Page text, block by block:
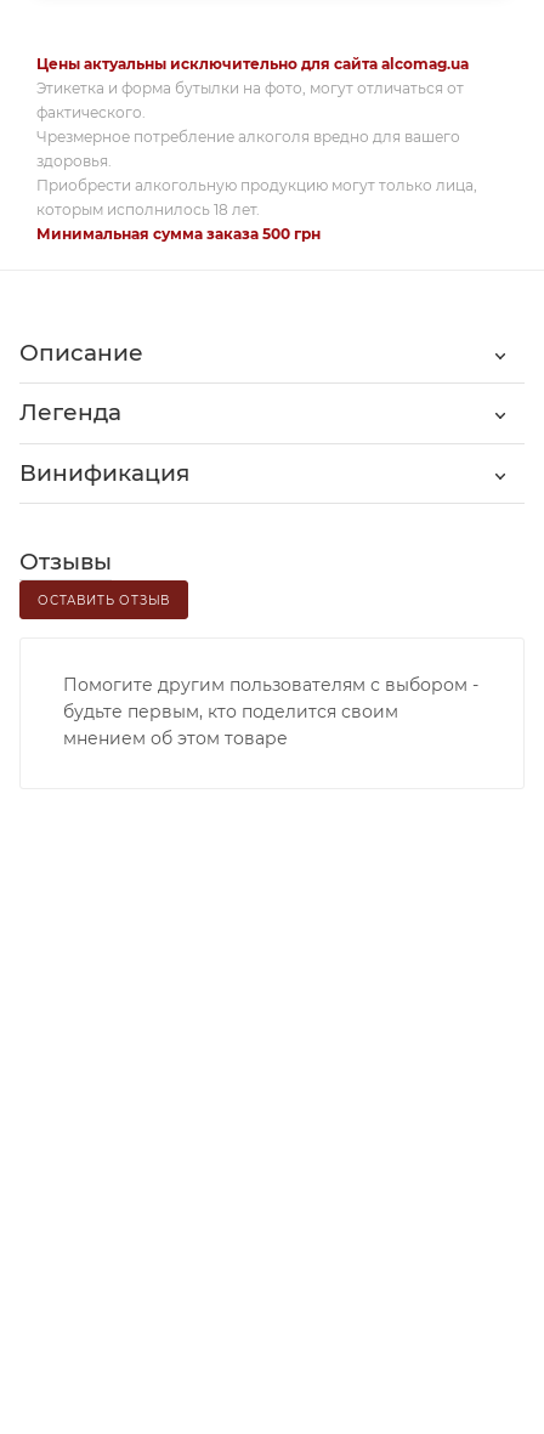
Цены актуальны исключительно для сайта alcomag.ua
Этикетка и форма бутылки на фото, могут отличаться от
фактического.
Чрезмерное потребление алкоголя вредно для вашего
здоровья.
Приобрести алкогольную продукцию могут только лица,
которым исполнилось 18 лет.
Минимальная сумма заказа 500 грн
Описание
Легенда
Винификация
Отзывы
ОСТАВИТЬ ОТЗЫВ
Помогите другим пользователям с выбором -
будьте первым, кто поделится своим
мнением об этом товаре